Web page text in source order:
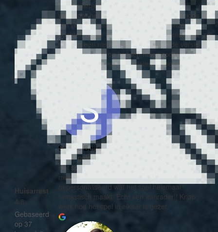
Huisarrest
4.8
Gebaseerd
op 37
Helaas liep de bezorging van PostNL fout
waardoor het pakje niet op tijd binnen dreigde te
zijn voor het verjaardagsfeestje van onze
dochter. Super goed opgelost door Huisarrest; ze
hebben een nieuwe gepersonaliseerde versie
gemaakt die wij op konden halen zodat we
alsnog het spel konden spelen. Super service!!!
Sophie Buijs
3 jaar geleden
Het spel ‘uit-braak’ mogen spelen met een groep
meiden tijdens een babyborrel! Het spel was
gepersonaliseerd wat het spel helemaal
fantastisch maakt. Echt een aanrader!! Knap
werk hoe het spel in elkaar is gezet.